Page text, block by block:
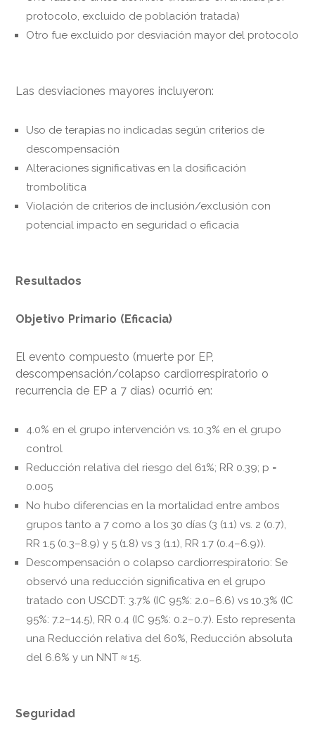
protocolo, excluido de población tratada)
Otro fue excluido por desviación mayor del protocolo
Las desviaciones mayores incluyeron:
Uso de terapias no indicadas según criterios de
descompensación
Alteraciones significativas en la dosificación
trombolítica
Violación de criterios de inclusión/exclusión con
potencial impacto en seguridad o eficacia
Resultados
Objetivo Primario (Eficacia)
El evento compuesto (muerte por EP,
descompensación/colapso cardiorrespiratorio o
recurrencia de EP a 7 días) ocurrió en:
4.0% en el grupo intervención vs. 10.3% en el grupo
control
Reducción relativa del riesgo del 61%; RR 0.39; p =
0.005
No hubo diferencias en la mortalidad entre ambos
grupos tanto a 7 como a los 30 días (3 (1.1) vs. 2 (0.7),
RR 1.5 (0.3–8.9) y 5 (1.8) vs 3 (1.1), RR 1.7 (0.4–6.9)).
Descompensación o colapso cardiorrespiratorio: Se
observó una reducción significativa en el grupo
tratado con USCDT: 3.7% (IC 95%: 2.0–6.6) vs 10.3% (IC
95%: 7.2–14.5), RR 0.4 (IC 95%: 0.2–0.7). Esto representa
una Reducción relativa del 60%, Reducción absoluta
del 6.6% y un NNT ≈ 15.
Seguridad